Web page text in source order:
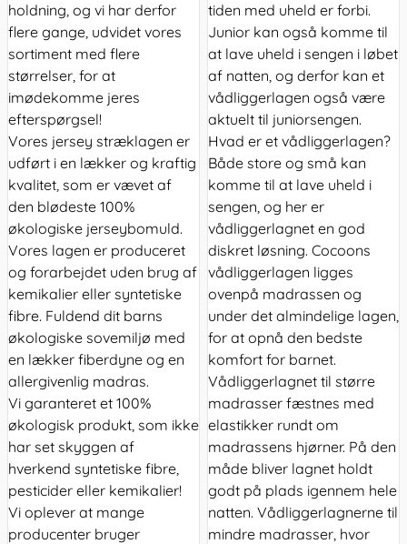
holdning, og vi har derfor
flere gange, udvidet vores
sortiment med flere
størrelser, for at
imødekomme jeres
efterspørgsel!
Vores jersey stræklagen er
udført i en lækker og kraftig
kvalitet, som er vævet af
den blødeste 100%
økologiske jerseybomuld.
Vores lagen er produceret
og forarbejdet uden brug af
kemikalier eller syntetiske
fibre. Fuldend dit barns
økologiske sovemiljø med
en lækker fiberdyne og en
allergivenlig madras.
Vi garanteret et 100%
økologisk produkt, som ikke
har set skyggen af
hverkend syntetiske fibre,
pesticider eller kemikalier!
Vi oplever at mange
producenter bruger
tiden med uheld er forbi.
Junior kan også komme til
at lave uheld i sengen i løbet
af natten, og derfor kan et
vådliggerlagen også være
aktuelt til juniorsengen.
Hvad er et vådliggerlagen?
Både store og små kan
komme til at lave uheld i
sengen, og her er
vådliggerlagnet en god
diskret løsning. Cocoons
vådliggerlagen ligges
ovenpå madrassen og
under det almindelige lagen,
for at opnå den bedste
komfort for barnet.
Vådliggerlagnet til større
madrasser fæstnes med
elastikker rundt om
madrassens hjørner. På den
måde bliver lagnet holdt
godt på plads igennem hele
natten. Vådliggerlagnerne til
mindre madrasser, hvor